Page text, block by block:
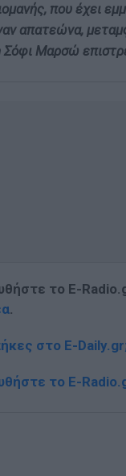
που έχει
απατεώνα,
Σόφι Μαρσώ
το E-
.
στο E-
το E-